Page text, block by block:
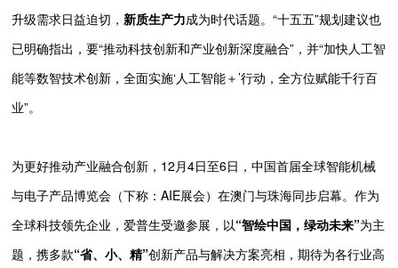
升级需求日益迫切，新质生产力成为时代话题。“十五五”规划建议也
已明确指出，要“推动科技创新和产业创新深度融合”，并“加快人工智
能等数智技术创新，全面实施‘人工智能＋’行动，全方位赋能千行百
业”。
为更好推动产业融合创新，12月4日至6日，中国首届全球智能机械
与电子产品博览会（下称：AIE展会）在澳门与珠海同步启幕。作为
全球科技领先企业，爱普生受邀参展，以“智绘中国，绿动未来”为主
题，携多款“省、小、精”创新产品与解决方案亮相，期待为各行业高